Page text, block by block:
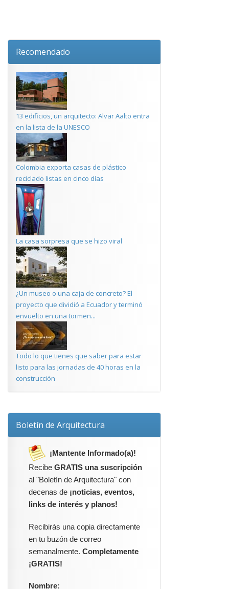
Recomendado
13 edificios, un arquitecto: Alvar Aalto entra
en la lista de la UNESCO
Colombia exporta casas de plástico
reciclado listas en cinco días
La casa sorpresa que se hizo viral
¿Un museo o una caja de concreto? El
proyecto que dividió a Ecuador y terminó
envuelto en una tormen...
Todo lo que tienes que saber para estar
listo para las jornadas de 40 horas en la
construcción
Boletín de Arquitectura
¡Mantente Informado(a)!
Recibe GRATIS una suscripción
al "Boletín de Arquitectura" con
decenas de ¡noticias, eventos,
links de interés y planos!
Recibirás una copia directamente
en tu buzón de correo
semanalmente. Completamente
¡GRATIS!
Nombre: